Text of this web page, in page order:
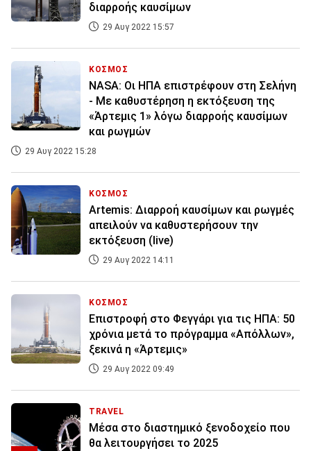
διαρροής καυσίμων
29 Αυγ 2022 15:57
ΚΟΣΜΟΣ
NASA: Οι ΗΠΑ επιστρέφουν στη Σελήνη
- Με καθυστέρηση η εκτόξευση της
«Άρτεμις 1» λόγω διαρροής καυσίμων
και ρωγμών
29 Αυγ 2022 15:28
ΚΟΣΜΟΣ
Artemis: Διαρροή καυσίμων και ρωγμές
απειλούν να καθυστερήσουν την
εκτόξευση (live)
29 Αυγ 2022 14:11
ΚΟΣΜΟΣ
Επιστροφή στο Φεγγάρι για τις ΗΠΑ: 50
χρόνια μετά το πρόγραμμα «Απόλλων»,
ξεκινά η «Άρτεμις»
29 Αυγ 2022 09:49
TRAVEL
Μέσα στο διαστημικό ξενοδοχείο που
θα λειτουργήσει το 2025